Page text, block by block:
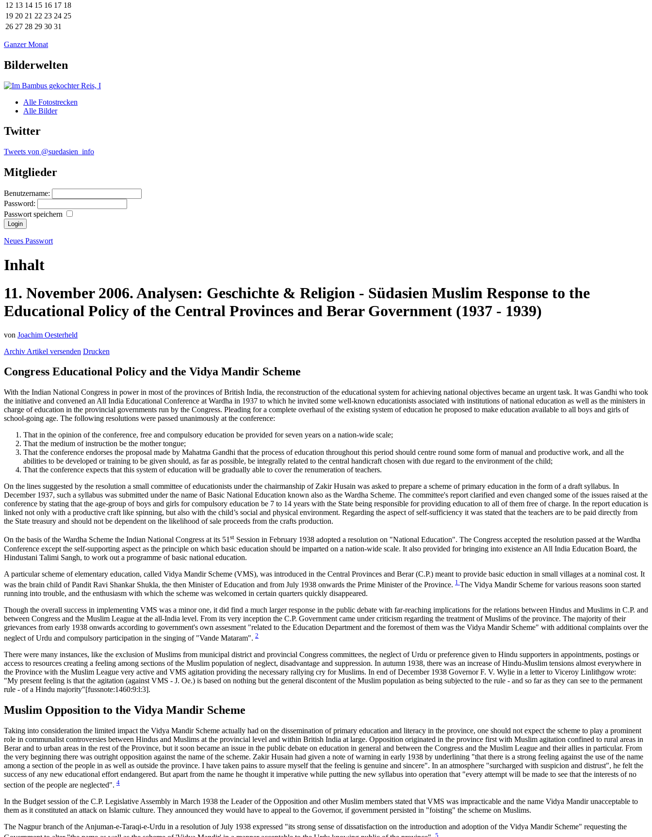
12 13 14 15 16 17 18
19 20 21 22 23 24 25
26 27 28 29 30 31
Ganzer Monat
Bilderwelten
Alle Fotostrecken
Alle Bilder
Twitter
Tweets von @suedasien_info
Mitglieder
Benutzername:
Password:
Passwort speichern
Neues Passwort
Inhalt
11. November 2006.Analysen: Geschichte & Religion - Südasien Muslim Response to the
Educational Policy of the Central Provinces and Berar Government (1937 - 1939)
von Joachim Oesterheld
Archiv Artikel versenden Drucken
Congress Educational Policy and the Vidya Mandir Scheme
With the Indian National Congress in power in most of the provinces of British India, the reconstruction of the educational system for achieving national objectives became an urgent task. It was Gandhi who took
the initiative and convened an All India Educational Conference at Wardha in 1937 to which he invited some well-known educationists associated with institutions of national education as well as the ministers in
charge of education in the provincial governments run by the Congress. Pleading for a complete overhaul of the existing system of education he proposed to make education available to all boys and girls of
school-going age. The following resolutions were passed unanimously at the conference:
That in the opinion of the conference, free and compulsory education be provided for seven years on a nation-wide scale;
That the medium of instruction be the mother tongue;
That the conference endorses the proposal made by Mahatma Gandhi that the process of education throughout this period should centre round some form of manual and productive work, and all the
abilities to be developed or training to be given should, as far as possible, be integrally related to the central handicraft chosen with due regard to the environment of the child;
That the conference expects that this system of education will be gradually able to cover the renumeration of teachers.
On the lines suggested by the resolution a small committee of educationists under the chairmanship of Zakir Husain was asked to prepare a scheme of primary education in the form of a draft syllabus. In
December 1937, such a syllabus was submitted under the name of Basic National Education known also as the Wardha Scheme. The committee's report clarified and even changed some of the issues raised at the
conference by stating that the age-group of boys and girls for compulsory education be 7 to 14 years with the State being responsible for providing education to all of them free of charge. In the report education is
linked not only with a productive craft like spinning, but also with the child’s social and physical environment. Regarding the aspect of self-sufficiency it was stated that the teachers are to be paid directly from
the State treasury and should not be dependent on the likelihood of sale proceeds from the crafts production.
On the basis of the Wardha Scheme the Indian National Congress at its 51st Session in February 1938 adopted a resolution on "National Education". The Congress accepted the resolution passed at the Wardha
Conference except the self-supporting aspect as the principle on which basic education should be imparted on a nation-wide scale. It also provided for bringing into existence an All India Education Board, the
Hindustani Talimi Sangh, to work out a programme of basic national education.
A particular scheme of elementary education, called Vidya Mandir Scheme (VMS), was introduced in the Central Provinces and Berar (C.P.) meant to provide basic eduction in small villages at a nominal cost. It
was the brain child of Pandit Ravi Shankar Shukla, the then Minister of Education and from July 1938 onwards the Prime Minister of the Province. 1 The Vidya Mandir Scheme for various reasons soon started
running into trouble, and the enthusiasm with which the scheme was welcomed in certain quarters quickly disappeared.
Though the overall success in implementing VMS was a minor one, it did find a much larger response in the public debate with far-reaching implications for the relations between Hindus and Muslims in C.P. and
between Congress and the Muslim League at the all-India level. From its very inception the C.P. Government came under criticism regarding the treatment of Muslims of the province. The majority of their
grievances from early 1938 onwards according to government's own assesment "related to the Education Department and the foremost of them was the Vidya Mandir Scheme" with additional complaints over the
neglect of Urdu and compulsory participation in the singing of "Vande Mataram". 2
There were many instances, like the exclusion of Muslims from municipal district and provincial Congress committees, the neglect of Urdu or preference given to Hindu supporters in appointments, postings or
access to resources creating a feeling among sections of the Muslim population of neglect, disadvantage and suppression. In autumn 1938, there was an increase of Hindu-Muslim tensions almost everywhere in
the Province with the Muslim League very active and VMS agitation providing the necessary rallying cry for Muslims. In end of December 1938 Governor F. V. Wylie in a letter to Viceroy Linlithgow wrote:
"My present feeling is that the agitation (against VMS - J. Oe.) is based on nothing but the general discontent of the Muslim population as being subjected to the rule - and so far as they can see to the permanent
rule - of a Hindu majority"[fussnote:1460:9:l:3].
Muslim Opposition to the Vidya Mandir Scheme
Taking into consideration the limited impact the Vidya Mandir Scheme actually had on the dissemination of primary education and literacy in the province, one should not expect the scheme to play a prominent
role in communalist controversies between Hindus and Muslims at the provincial level and within British India at large. Opposition originated in the province first with Muslim agitation confined to rural areas in
Berar and to urban areas in the rest of the Province, but it soon became an issue in the public debate on education in general and between the Congress and the Muslim League and their allies in particular. From
the very beginning there was outright opposition against the name of the scheme. Zakir Husain had given a note of warning in early 1938 by underlining "that there is a strong feeling against the use of the name
among a section of the people in as well as outside the province. I have taken pains to assure myself that the feeling is genuine and sincere". In an atmosphere "surcharged with suspicion and distrust", he felt the
success of any new educational effort endangered. But apart from the name he thought it imperative while putting the new syllabus into operation that "every attempt will be made to see that the interests of no
section of the people are neglected". 4
In the Budget session of the C.P. Legislative Assembly in March 1938 the Leader of the Opposition and other Muslim members stated that VMS was impracticable and the name Vidya Mandir unacceptable to
them as it constituted an attack on Islamic culture. They announced they would have to appeal to the Governor, if government persisted in "foisting" the scheme on Muslims.
The Nagpur branch of the Anjuman-e-Taraqi-e-Urdu in a resolution of July 1938 expressed "its strong sense of dissatisfaction on the introduction and adoption of the Vidya Mandir Scheme" requesting the
5